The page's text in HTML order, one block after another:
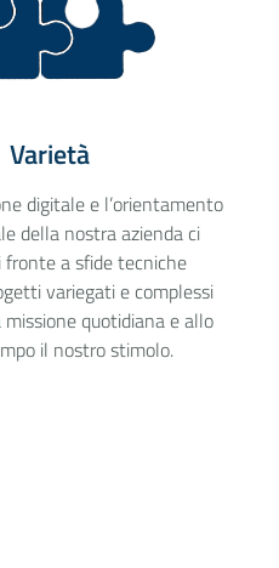
Varietà
digitale e l’orientamento
della nostra azienda ci
fronte a sfide tecniche
variegati e complessi
quotidiana e allo
il nostro stimolo.